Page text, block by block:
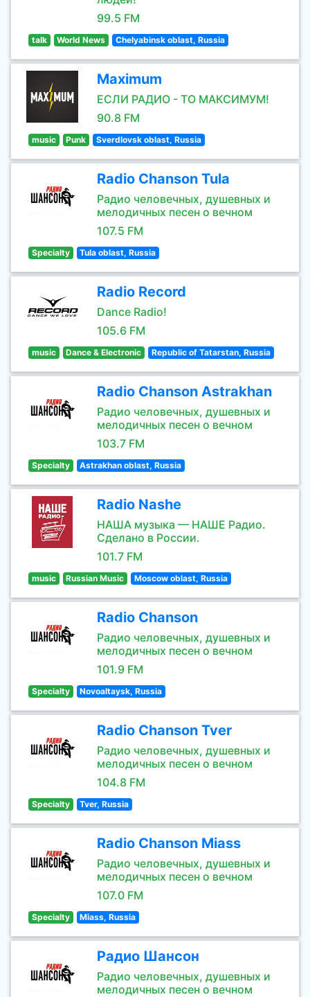
99.5 FM
talk World News Chelyabinsk oblast, Russia
Maximum
ЕСЛИ РАДИО - ТО МАКСИМУМ!
90.8 FM
music Punk Sverdlovsk oblast, Russia
Radio Chanson Tula
Радио человечных, душевных и
мелодичных песен о вечном
107.5 FM
Specialty Tula oblast, Russia
Radio Record
Dance Radio!
105.6 FM
music Dance & Electronic Republic of Tatarstan, Russia
Radio Chanson Astrakhan
Радио человечных, душевных и
мелодичных песен о вечном
103.7 FM
Specialty Astrakhan oblast, Russia
Radio Nashe
НАША музыка — НАШЕ Радио.
Сделано в России.
101.7 FM
music Russian Music Moscow oblast, Russia
Radio Chanson
Радио человечных, душевных и
мелодичных песен о вечном
101.9 FM
Specialty Novoaltaysk, Russia
Radio Chanson Tver
Радио человечных, душевных и
мелодичных песен о вечном
104.8 FM
Specialty Tver, Russia
Radio Chanson Miass
Радио человечных, душевных и
мелодичных песен о вечном
107.0 FM
Specialty Miass, Russia
Радио Шансон
Радио человечных, душевных и
мелодичных песен о вечном